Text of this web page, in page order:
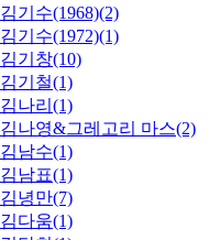
김기수(1968)(2)
김기수(1972)(1)
김기창(10)
김기철(1)
김나리(1)
김나영&그레고리 마스(2)
김남수(1)
김남표(1)
김녕만(7)
김다움(1)